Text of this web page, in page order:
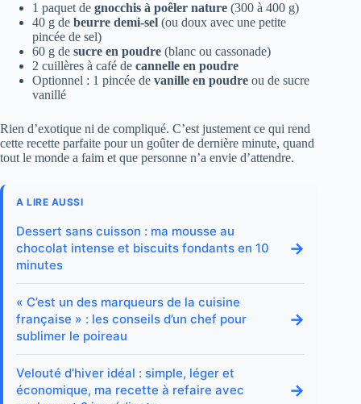
1 paquet de gnocchis à poêler nature (300 à 400 g)
40 g de beurre demi-sel (ou doux avec une petite
pincée de sel)
60 g de sucre en poudre (blanc ou cassonade)
2 cuillères à café de cannelle en poudre
Optionnel : 1 pincée de vanille en poudre ou de sucre
vanillé
Rien d’exotique ni de compliqué. C’est justement ce qui rend
cette recette parfaite pour un goûter de dernière minute, quand
tout le monde a faim et que personne n’a envie d’attendre.
A LIRE AUSSI
Dessert sans cuisson : ma mousse au
chocolat intense et biscuits fondants en 10
minutes
→
« C’est un des marqueurs de la cuisine
française » : les conseils d’un chef pour
sublimer le poireau
→
Velouté d’hiver idéal : simple, léger et
économique, ma recette à refaire avec
→